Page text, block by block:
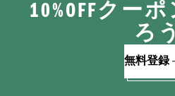
10%OFFクー
ろう
無料登録